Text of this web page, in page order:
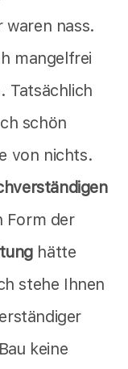
waren nass.
mangelfrei
Tatsächlich
schön
von nichts.
Form der
hätte
stehe Ihnen
keine